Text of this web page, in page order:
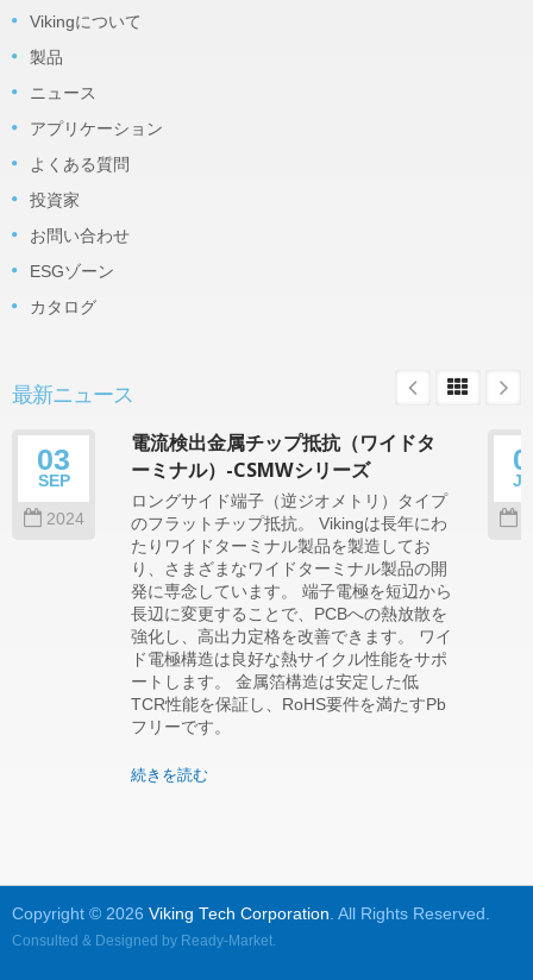
Vikingについて
製品
ニュース
アプリケーション
よくある質問
投資家
お問い合わせ
ESGゾーン
カタログ
最新ニュース
03
SEP
2024
電流検出金属チップ抵抗（ワイドタ
ーミナル）-CSMWシリーズ
ロングサイド端子（逆ジオメトリ）タイプ
のフラットチップ抵抗。 Vikingは長年にわ
たりワイドターミナル製品を製造してお
り、さまざまなワイドターミナル製品の開
発に専念しています。 端子電極を短辺から
長辺に変更することで、PCBへの熱放散を
強化し、高出力定格を改善できます。 ワイ
ド電極構造は良好な熱サイクル性能をサポ
ートします。 金属箔構造は安定した低
TCR性能を保証し、RoHS要件を満たすPb
フリーです。
続きを読む
Copyright © 2026 Viking Tech Corporation. All Rights Reserved.
Consulted & Designed by Ready-Market.